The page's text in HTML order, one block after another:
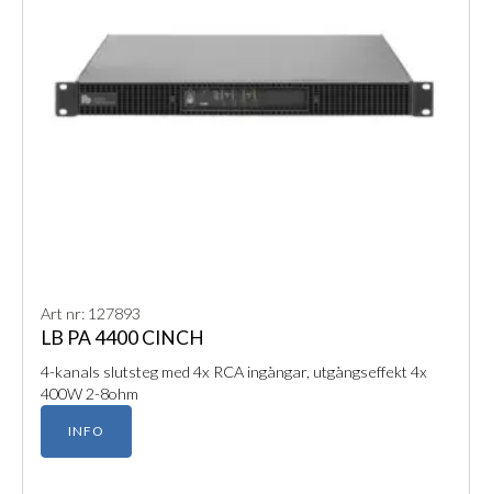
Art nr: 127893
LB PA 4400 CINCH
4-kanals slutsteg med 4x RCA ingångar, utgångseffekt 4x
400W 2-8ohm
INFO